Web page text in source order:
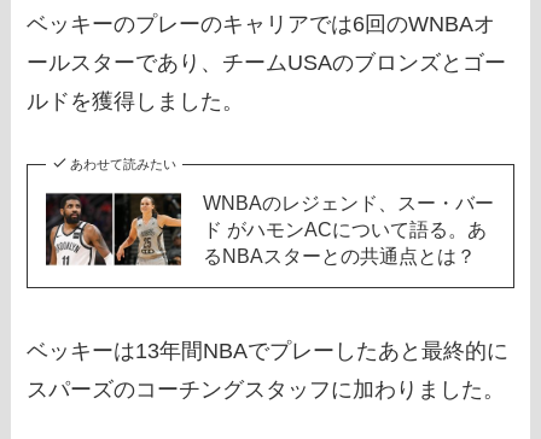
ベッキーのプレーのキャリアでは6回のWNBAオ
ールスターであり、チームUSAのブロンズとゴー
ルドを獲得しました。
あわせて読みたい
WNBAのレジェンド、スー・バー
ド がハモンACについて語る。あ
るNBAスターとの共通点とは？
ベッキーは13年間NBAでプレーしたあと最終的に
スパーズのコーチングスタッフに加わりました。